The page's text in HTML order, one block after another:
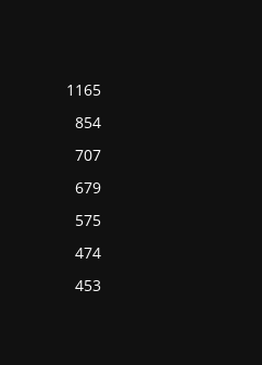
1165
854
707
679
575
474
453